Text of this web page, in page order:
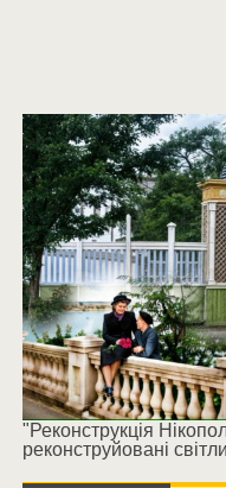
"Реконструкція
реконструйовані